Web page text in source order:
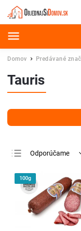
Domov / Predávané
Tauris
Odporúčame
Najdrahšie
Abecedne
100g